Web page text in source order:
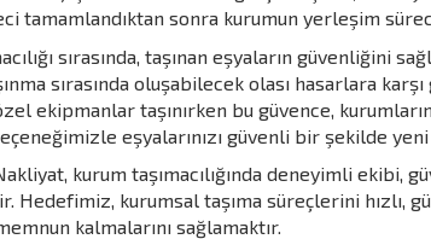
tamamlandıktan sonra kurumun yerleşim
sırasında, taşınan eşyaların güvenliğini
sırasında oluşabilecek olası hasarlara
ekipmanlar taşınırken bu güvence,
eşyalarınızı güvenli bir şekilde
kurum taşımacılığında deneyimli
Hedefimiz, kurumsal taşıma süreçlerini hızlı,
kalmalarını sağlamaktır.